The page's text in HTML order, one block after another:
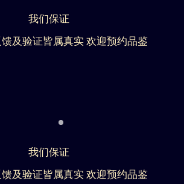
我们保证
及验证皆属真实 欢迎预约品鉴
我们保证
及验证皆属真实 欢迎预约品鉴